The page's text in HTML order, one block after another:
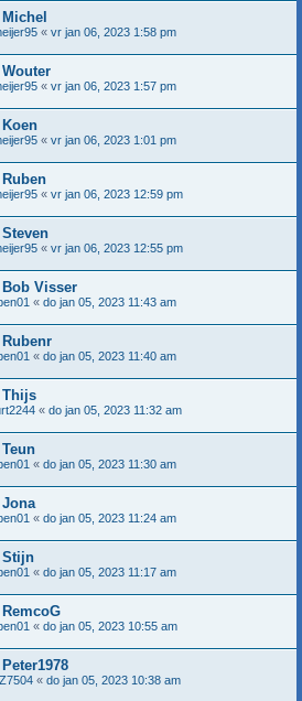
« vr jan 06, 2023 1:58 pm
« vr jan 06, 2023 1:57 pm
« vr jan 06, 2023 1:01 pm
« vr jan 06, 2023 12:59 pm
« vr jan 06, 2023 12:55 pm
Visser
« do jan 05, 2023 11:43 am
« do jan 05, 2023 11:40 am
Thijs
« do jan 05, 2023 11:32 am
« do jan 05, 2023 11:30 am
« do jan 05, 2023 11:24 am
Stijn
« do jan 05, 2023 11:17 am
« do jan 05, 2023 10:55 am
« do jan 05, 2023 10:38 am